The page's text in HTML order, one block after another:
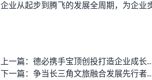
企业从起步到腾飞的发展全周期，为企业
上一篇：
德必携手宝顶创投打造企业成长沙龙
下一篇：
争当长三角文旅融合发展先行者——德必集团受邀